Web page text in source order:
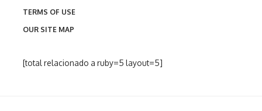
TERMS OF USE
OUR SITE MAP
[total relacionado a ruby=5 layout=5]